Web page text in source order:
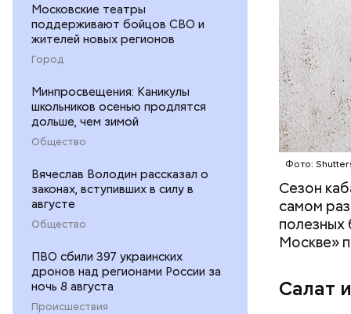
Московские театры
поддерживают бойцов СВО и
жителей новых регионов
Город
Минпросвещения: Каникулы
школьников осенью продлятся
дольше, чем зимой
Общество
Вячеслав Володин рассказал о
законах, вступивших в силу в
августе
Общество
ПВО сбили 397 украинских
дронов над регионами России за
ночь 8 августа
Происшествия
Фото:
Сезон
самом
полезных
Москве»
Салат
кожи;
плода.
ряда
— В